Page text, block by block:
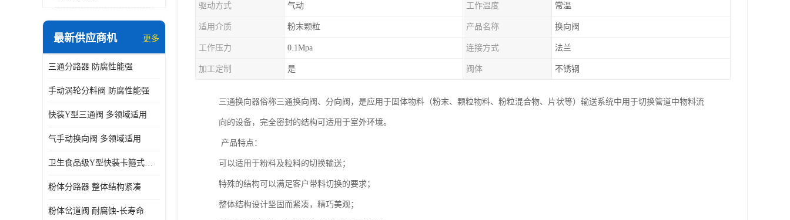
最新供应商机 更多
三通分路器 防腐性能强
手动涡轮分料阀 防腐性能强
快装Y型三通阀 多领域适用
气手动换向阀 多领域适用
卫生食品级Y型快装卡箍式分路阀 结构坚固-不易变形
粉体分路器 整体结构紧凑
粉体岔道阀 耐腐蚀-长寿命
驱动方式 气动 工作温度 常温
适用介质 粉末颗粒 产品名称 换向阀
工作压力 0.1Mpa 连接方式 法兰
加工定制 是 阀体 不锈钢
三通换向器俗称三通换向阀、分向阀，是应用于固体物料（粉末、颗粒物料、粉粒混合物、片状等）输送系统中用于切换管道中物料流
向的设备，完全密封的结构可适用于室外环境。
产品特点：
可以适用于粉料及粒料的切换输送；
特殊的结构可以满足客户带料切换的要求；
整体结构设计坚固而紧凑，精巧美观；